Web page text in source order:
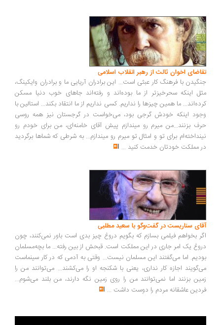
اخوان ثالث از رهبر انقلاب اسلامی
با فرهنگ کار عبثی است... این برادران آریایی ما و برادران وایکینگ،
اینکه سحرخیزتر از ما بوده‌اند و رفته‌اند جاهای خوب دنیا مسکن
ما همین چیزها را نداریم. کسی نداریم از ما انتقاد بکند... استالین با
اینکه خودش گرجی بود، می‌خواست در گرجستان نیز همه روسی
بزنند...من میرم رو میندازم پیش آقای خامنه‌ای، من برای خودم رو
برای تو و امثال تو میرم رو میندازم... به شرطی که شماها برگردید
مملکت خودتان خدمت کنید...
سناریست در گفت‌وگو با سعید مطلبی
بخواهم فیلمی بسازم که بگویم دروغ چیز بدی است باور نمی‌کنند، چون
یک امر جاری در این مملکت است. قبحش از بین رفته... ما بچه‌مسلمان
اما می‌گفتند این مسلمان نیست... وقتی به آدمی که در کار سینماست
اجازه کار نداری، یعنی با شکنجه او را می‌کشند... می‌توانند من را
بزنند اما نمی‌توانند من را روی زمین نگه دارند، من بلند می‌شوم...
عاشقانه مردم را دوست داشت ...